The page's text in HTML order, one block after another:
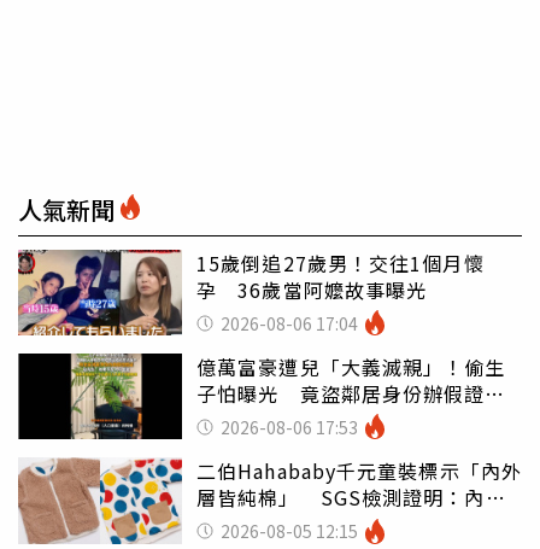
人氣新聞
15歲倒追27歲男！交往1個月懷
孕 36歲當阿嬤故事曝光
2026-08-06 17:04
億萬富豪遭兒「大義滅親」！偷生
子怕曝光 竟盜鄰居身份辦假證落
戶 2026-08-06 17:53
二伯Hahababy千元童裝標示「內外
層皆純棉」 SGS檢測證明：內裡
100%聚酯纖維
2026-08-05 12:15